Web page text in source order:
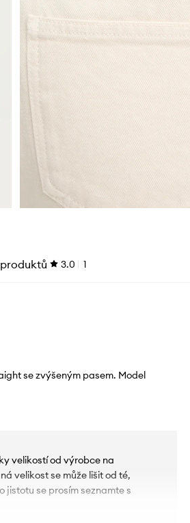
3.0 1
se zvýšeným pasem. Model
velikostí od výrobce na
velikost se může lišit od té,
jistotu se prosím seznamte s